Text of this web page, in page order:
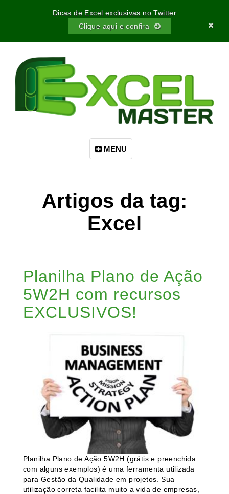
Clique aqui e confira
MENU
Artigos da tag:
Excel
Planilha Plano de Ação
5W2H com recursos
EXCLUSIVOS!
Planilha Plano de Ação 5W2H (grátis e preenchida
com alguns exemplos) é uma ferramenta utilizada
para Gestão da Qualidade em projetos. Sua
utilização correta facilita muito a vida de empresas,